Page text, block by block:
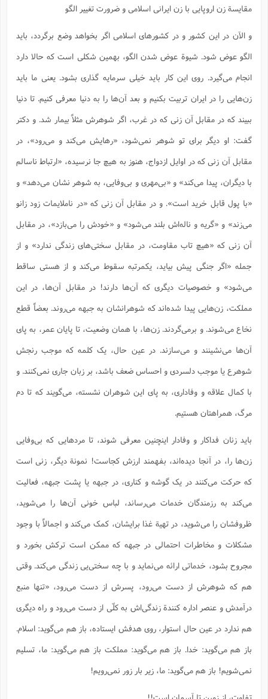
مقایسة زن اروپایی با زن ایرانی اسلامی و ضرورت تغییر الگو
و الآن در این کشور و در کشورهای اسلامی اگر بخواهد وضع برگردد، باید
الگو عوض شود. شیوة عوض شدن الگو، بهمین شکلی است که حالا دارد
انجام می‌گیرد. روی این کار باید خیلی سرمایه گذاری بشود. یعنی ما باید
زن‌هایی را در ایران تربیت بکنیم و بعد آن‌ها را به دنیا معرفی کنیم. تا دنیا
ببیند که در مقابل آن زنی که در غرب، اگر شوهرش مثلاً بیمار شد. و دکتر
گفت: او دیگر برای تو شوهر نمی‌شود، «رهایش می‌کند و می‌رود»، در
مقابل آن زنی که در اوایل ازدواج، هنوز به هیچ جا نرسیده، «ارتباط ناسالم
با دیگران، پیدا می‌کند» و «بی‌مهری و بی‌وفایی، به شوهر نشان می‌دهد» و
«با پول قابل خرید است». و در مقابل آن زنی که «در ناملایمات زود زانو
می‌زند» و «گریه و ناله‌اش بلند می‌شود» و «خودش را می‌بازد»، در مقابل
آن زنی که «هیچ تاب مقاومت، در مقابل سختی‌های زندگی ندارد» و از
جمله «اگر جنگی پیش بیاید، یکمرتبه سقوط می‌کند و از هستی ساقط
می‌شود» و خصوصیات دیگری که آن‌ها دارند! در مقابل آن‌ها، در این
مملکت، زن‌هایی پیدا شده‌اند که شوهرانشان به جبهه می‌روند. بعضاً قطع
نخاع می‌شوند. و برمی‌گردند. زن‌ها، با همان وضعیت، تا پایان عمر، به پای
آن‌ها می‌نشینند و می‌سازند. در عین حال، یک کلمه که موجب رنجش
شوهرع یا موجب دلسردی و احساس ضعف باشد، بر زبان جاری نمی‌کنند. و
با کمال علاقه و وفاداری، به پای این شوهران نشسته، می‌گویند که تا دم
مرگ، همراهتان هستیم.
باید زنان فداکار و وفادار اینچنین معرفی شوند، تا مردهایی که بی‌وفایی
زن‌ها را، در آنجا دیده‌اند، بفهمند ارزش کجاست! نمونة دیگر، زنی است
که حرکت می‌کنند در یک گوشه و کناری، در جبهه یا پشت جبهه، فعالیت
می‌کند به رزمندگان خدمات می‌رساند، لباس خونی آن‌ها را می‌شوید،
ظروفشان را می‌شوید، در تهیة غذا برایشان، کمک می‌کند و اجمالاً با وجود
مشکلات و مخاطرات احتمالی در جبهه که ممکن است ترکش بخورد و
مجروح بشود، خدماتی ارائه می‌‌نماید و با چه سختی‌یی زندگی می‌کند. وقتی
هم که شوهرش از دست می‌رود، پسرش از دست می‌رود، «تنها منبع
درآمدش و عنصر اداره کنندة زندگی‌اش به کلّی از دست می‌رود و راه دیگری
هم ندارد در عین حال استوار، روی هدفش ایستاده، باز هم می‌گوید: اسلام.
باز هم می‌گوید: خدا. باز هم می‌گوید: مملکت باز هم می‌گوید: ما، تسلیم
نمی‌شویم! باز هم می‌گوید: ما، زیر بار زور نمی‌رویم!